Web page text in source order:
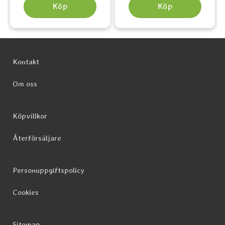
Köp Köp
Kontakt
Om oss
Köpvillkor
Återförsäljare
Personuppgiftspolicy
Cookies